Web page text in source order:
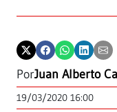
PorJuan Alberto
19/03/2020 16:00